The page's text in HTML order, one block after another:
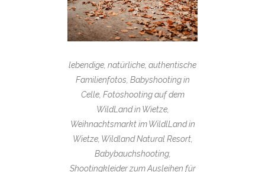
lebendige, natürliche, authentische
Familienfotos, Babyshooting in
Celle, Fotoshooting auf dem
WildLand in Wietze,
Weihnachtsmarkt im WildlLand in
Wietze, Wildland Natural Resort,
Babybauchshooting,
Shootingkleider zum Ausleihen für